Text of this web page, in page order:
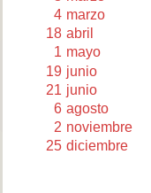
4 marzo
18 abril
1 mayo
19 junio
21 junio
6 agosto
2 noviembre
25 diciembre